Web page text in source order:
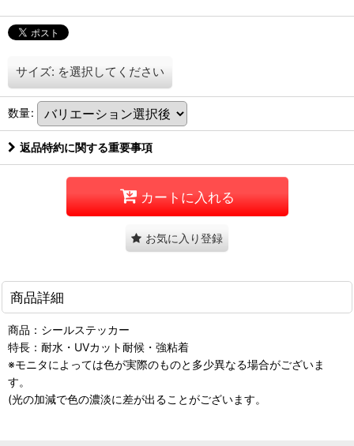
サイズ: を選択してください
数量:
返品特約に関する重要事項
カートに入れる
お気に入り登録
商品詳細
商品：シールステッカー
特長：耐水・UVカット耐候・強粘着
※モニタによっては色が実際のものと多少異なる場合がございま
す。
(光の加減で色の濃淡に差が出ることがございます。